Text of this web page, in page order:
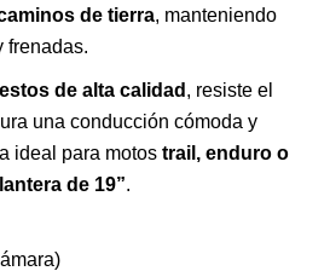
de tierra, manteniendo
frenadas.
de alta calidad , resiste el
una conducción cómoda y
ideal para motos trail, enduro o
de 19”.